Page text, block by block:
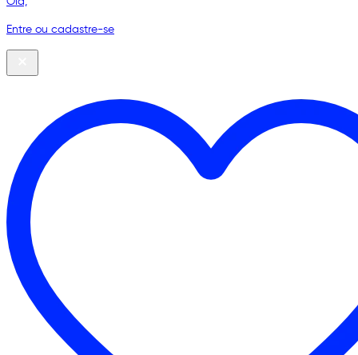
Entre ou cadastre-se